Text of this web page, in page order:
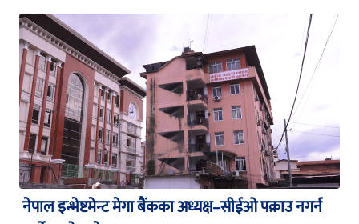
नेपाल इन्भेष्टमेन्ट मेगा बैंकका अध्यक्ष–सीईओ पक्राउ नगर्न